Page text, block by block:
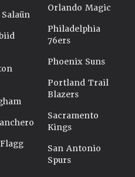
Orlando Magic
Philadelphia
76ers
Phoenix Suns
Portland Trail
Blazers
Sacramento
Kings
San Antonio
Spurs